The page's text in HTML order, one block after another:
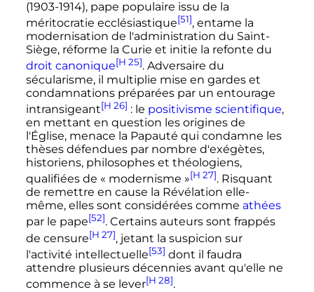
(1903-1914), pape populaire issu de la
méritocratie ecclésiastique[51], entame la
modernisation de l'administration du Saint-
Siège, réforme la Curie et initie la refonte du
droit canonique[H 25]. Adversaire du
sécularisme, il multiplie mise en gardes et
condamnations préparées par un entourage
intransigeant[H 26] : le positivisme scientifique,
en mettant en question les origines de
l'Église, menace la Papauté qui condamne les
thèses défendues par nombre d'exégètes,
historiens, philosophes et théologiens,
qualifiées de « modernisme »[H 27]. Risquant
de remettre en cause la Révélation elle-
même, elles sont considérées comme athées
par le pape[52]. Certains auteurs sont frappés
de censure[H 27], jetant la suspicion sur
l'activité intellectuelle[53] dont il faudra
attendre plusieurs décennies avant qu'elle ne
commence à se lever[H 28].